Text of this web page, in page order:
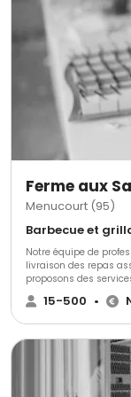
vous organisiez un
s'engage à ravir vos
Contactez-nous pour
volonté. Découvrez le
pour sublimer vos
Ferme aux
Menucourt (95)
Notre équipe de
livraison des repas
proposons des
région Île-de-France.
et la livraison de vos
15-500 •